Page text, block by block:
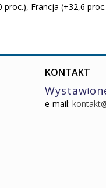
Francja (+32,6
KONTAKT
Wystawi
e-mail: